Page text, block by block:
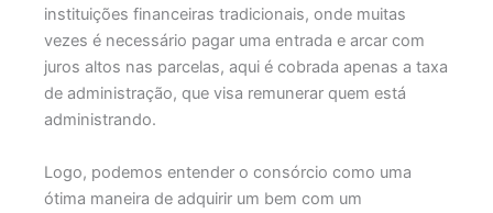
instituições financeiras tradicionais, onde muitas
vezes é necessário pagar uma entrada e arcar com
juros altos nas parcelas, aqui é cobrada apenas a taxa
de administração, que visa remunerar quem está
administrando.
Logo, podemos entender o consórcio como uma
ótima maneira de adquirir um bem com um